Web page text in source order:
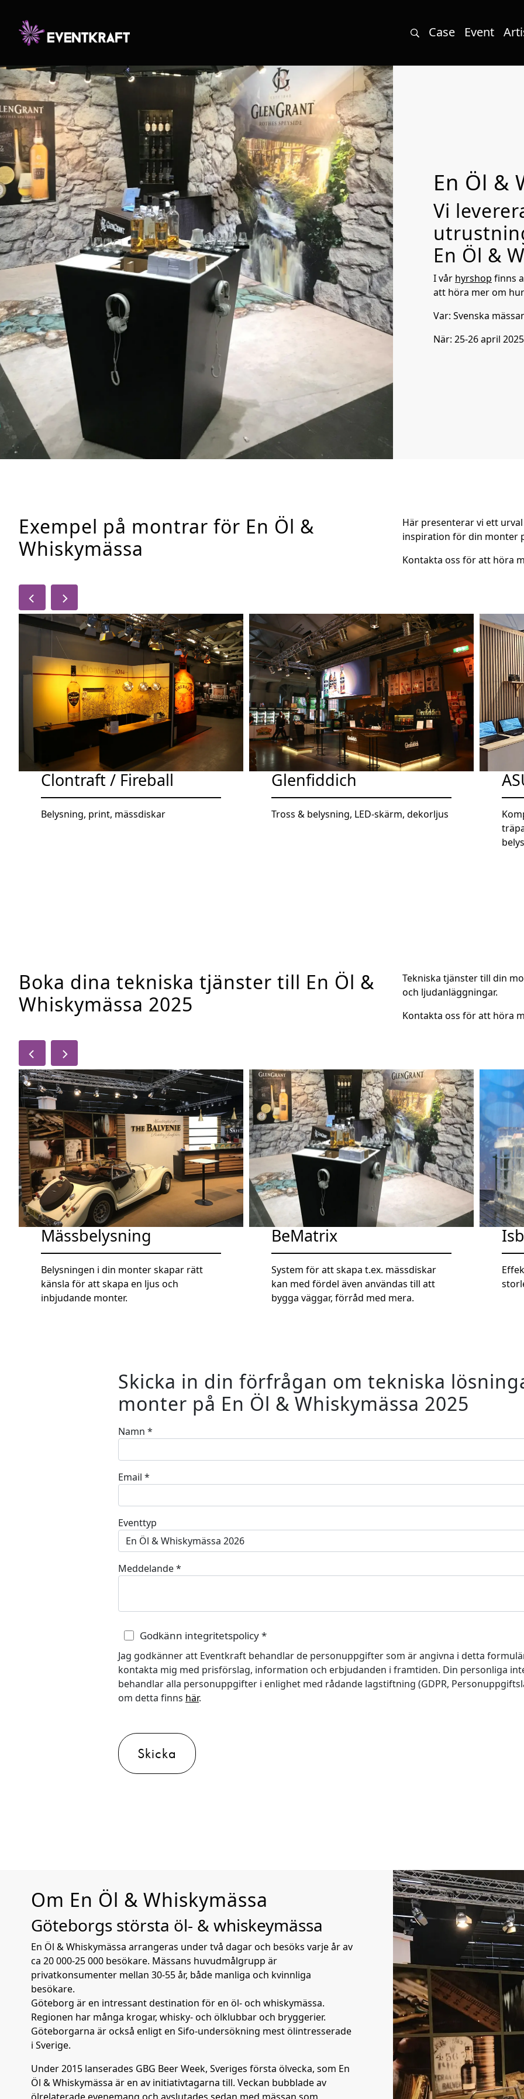
Case Event
En Öl &
Vi
En Öl &
I vår hyrshop finns
att höra mer om
Var: Svenska
När: 25-26 april 2025
Exempel på montrar för En Öl &
Whiskymässa
Här presenterar vi ett
inspiration för din monter
Kontakta oss för att höra
Clontraft / Fireball
Belysning, print, mässdiskar
Glenfiddich
Tross & belysning, LED-skärm, dekorljus
Boka dina tekniska tjänster till En Öl &
Whiskymässa 2025
Tekniska tjänster till din
och ljudanläggningar.
Kontakta oss för att höra
Mässbelysning
Belysningen i din monter skapar rätt
känsla för att skapa en ljus och
inbjudande monter.
BeMatrix
System för att skapa t.ex. mässdiskar
kan med fördel även användas till att
bygga väggar, förråd med mera.
Skicka in din förfrågan om tekniska
monter på En Öl & Whiskymässa 2025
Namn *
Email *
Eventtyp
Meddelande*
Godkänn integritetspolicy*
Jag godkänner att Eventkraft behandlar de personuppgifter som är angivna i detta
kontakta mig med prisförslag, information och erbjudanden i framtiden. Din personliga
behandlar alla personuppgifter i enlighet med rådande lagstiftning (GDPR,
om detta finns här.
Skicka
Om En Öl & Whiskymässa
Göteborgs största öl- & whiskeymässa
En Öl & Whiskymässa arrangeras under två dagar och besöks varje år av
ca 20 000-25 000 besökare. Mässans huvudmålgrupp är
privatkonsumenter mellan 30-55 år, både manliga och kvinnliga
besökare.
Göteborg är en intressant destination för en öl- och whiskymässa.
Regionen har många krogar, whisky- och ölklubbar och bryggerier.
Göteborgarna är också enligt en Sifo-undersökning mest ölintresserade
i Sverige.
Under 2015 lanserades GBG Beer Week, Sveriges första ölvecka, som En
Öl & Whiskymässa är en av initiativtagarna till. Veckan bubblade av